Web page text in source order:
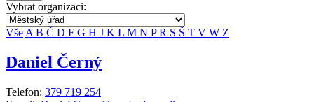
Vybrat organizaci:
Vše A B Č D F G H J K L M N PR S Š T V W Z
Daniel Černý
Telefon: 379 719 254